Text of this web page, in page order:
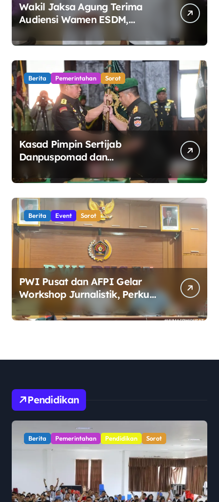
Wakil Jaksa Agung Terima
Audiensi Wamen ESDM,
Perkuat Sinergi Kawal Tata
Kelola Sektor Energi
Berita Pemerintahan Sorot
Kasad Pimpin Sertijab
Danpuspomad dan
Penguatan Organisasi TNI AD
yang Adaptif dan Profesional
Berita Event Sorot
PWI Pusat dan AFPI Gelar
Workshop Jurnalistik, Perkuat
Literasi Keuangan Digital bagi
Insan Pers
Pendidikan
Berita Pendidikan Sorot